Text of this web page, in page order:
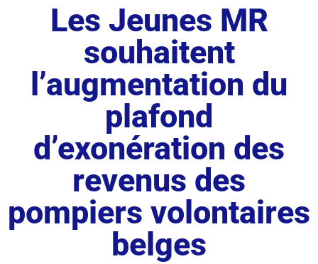
Les Jeunes MR
souhaitent
l’augmentation du
plafond
d’exonération des
revenus des
pompiers volontaires
belges